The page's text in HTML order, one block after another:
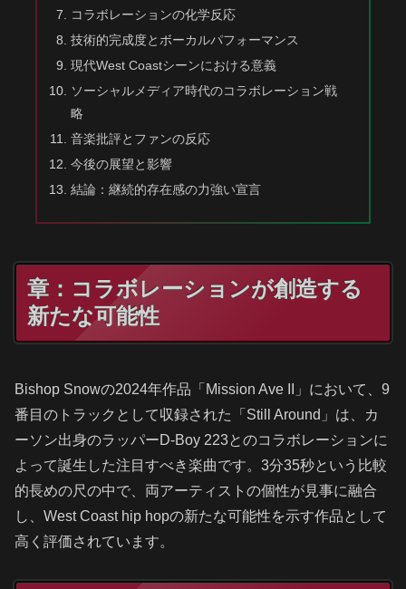
コラボレーションの化学反応
技術的完成度とボーカルパフォーマンス
現代West Coastシーンにおける意義
ソーシャルメディア時代のコラボレーション戦
略
音楽批評とファンの反応
今後の展望と影響
結論：継続的存在感の力強い宣言
章：コラボレーションが創造する
新たな可能性
Bishop Snowの2024年作品「Mission Ave II」において、9
番目のトラックとして収録された「Still Around」は、カ
ーソン出身のラッパーD-Boy 223とのコラボレーションに
よって誕生した注目すべき楽曲です。3分35秒という比較
的長めの尺の中で、両アーティストの個性が見事に融合
し、West Coast hip hopの新たな可能性を示す作品として
高く評価されています。